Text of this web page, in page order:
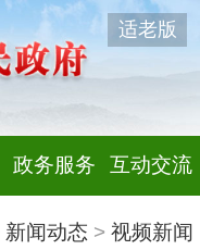
适老版
政务服务 互动交流
新闻动态 > 视频新闻